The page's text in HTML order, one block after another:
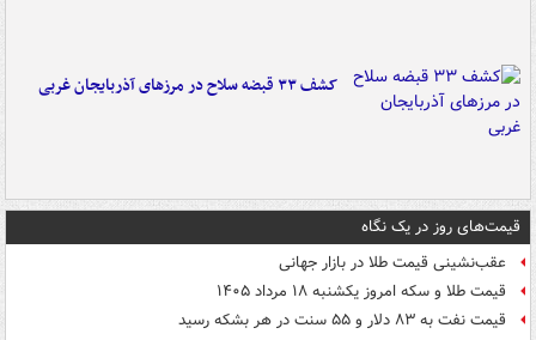
کشف ۳۳ قبضه سلاح در مرزهای آذربایجان غربی
قیمت‌های روز در یک نگاه
عقب‌نشینی قیمت طلا در بازار جهانی
قیمت طلا و سکه امروز یکشنبه ۱۸ مرداد ۱۴۰۵
قیمت نفت به ۸۳ دلار و ۵۵ سنت در هر بشکه رسید